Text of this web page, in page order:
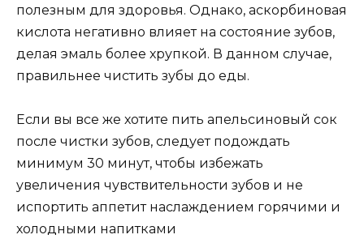
полезным для здоровья. Однако, аскорбиновая
кислота негативно влияет на состояние зубов,
делая эмаль более хрупкой. В данном случае,
правильнее чистить зубы до еды.
Если вы все же хотите пить апельсиновый сок
после чистки зубов, следует подождать
минимум 30 минут, чтобы избежать
увеличения чувствительности зубов и не
испортить аппетит наслаждением горячими и
холодными напитками